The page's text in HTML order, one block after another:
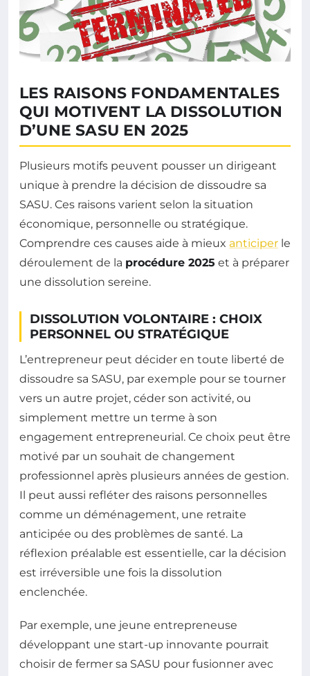
LES RAISONS FONDAMENTALES
QUI MOTIVENT LA DISSOLUTION
D’UNE SASU EN 2025
Plusieurs motifs peuvent pousser un dirigeant
unique à prendre la décision de dissoudre sa
SASU. Ces raisons varient selon la situation
économique, personnelle ou stratégique.
Comprendre ces causes aide à mieux anticiper le
déroulement de la procédure 2025 et à préparer
une dissolution sereine.
DISSOLUTION VOLONTAIRE : CHOIX
PERSONNEL OU STRATÉGIQUE
L’entrepreneur peut décider en toute liberté de
dissoudre sa SASU, par exemple pour se tourner
vers un autre projet, céder son activité, ou
simplement mettre un terme à son
engagement entrepreneurial. Ce choix peut être
motivé par un souhait de changement
professionnel après plusieurs années de gestion.
Il peut aussi refléter des raisons personnelles
comme un déménagement, une retraite
anticipée ou des problèmes de santé. La
réflexion préalable est essentielle, car la décision
est irréversible une fois la dissolution
enclenchée.
Par exemple, une jeune entrepreneuse
développant une start-up innovante pourrait
choisir de fermer sa SASU pour fusionner avec